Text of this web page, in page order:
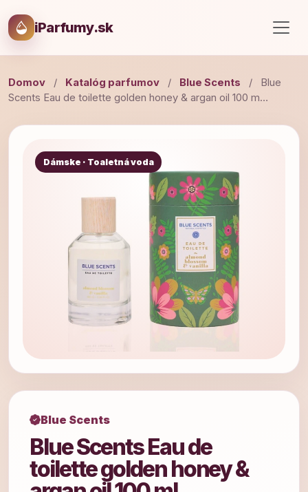
iParfumy.sk
Domov / Katalóg parfumov / Blue Scents /
Blue
Scents Eau de toilette golden honey & argan oil 100 m…
Dámske · Toaletná voda
Blue Scents
Blue Scents Eau de
toilette golden honey &